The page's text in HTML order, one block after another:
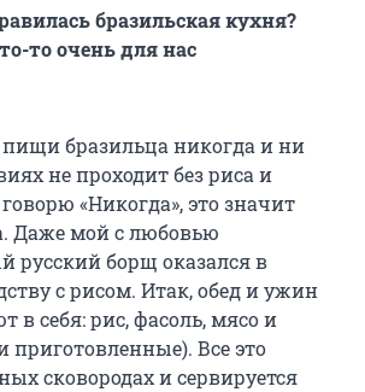
бразильская кухня?
то очень для нас
бразильца никогда и ни
не проходит без риса и
«Никогда», это значит
Даже мой с любовью
русский борщ оказался в
с рисом. Итак, обед и ужин
в себя: рис, фасоль, мясо и
приготовленные). Все это
сковородах и сервируется